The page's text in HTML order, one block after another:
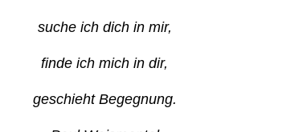
suche ich dich in mir,
finde ich mich in dir,
geschieht Begegnung.